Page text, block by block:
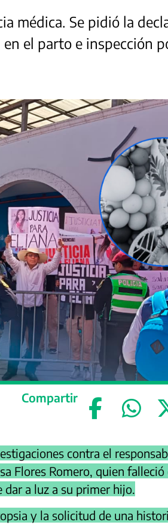
médica. Se pidió la
el parto e inspección
Compartir
contra el
Flores Romero, quien falleció
a luz a su primer hijo.
y la solicitud de una